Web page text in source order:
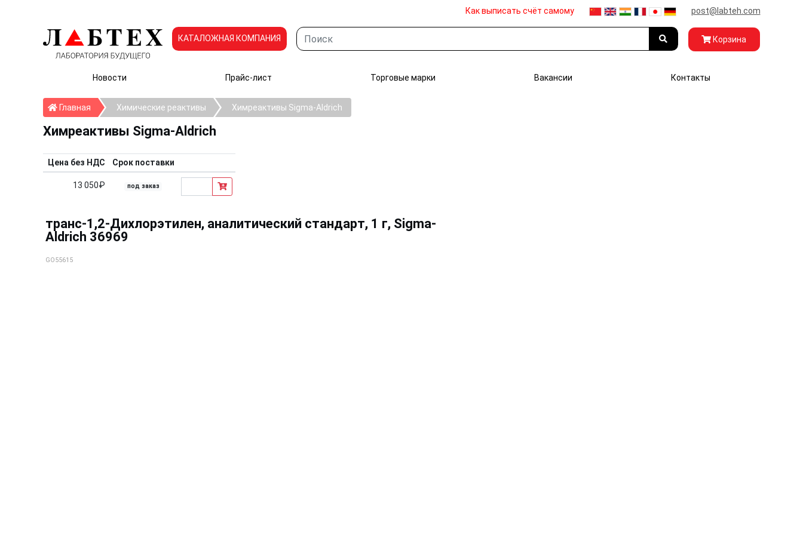
Как выписать счёт самому post@labteh.com
КАТАЛОЖНАЯ КОМПАНИЯ Корзина
Новости Прайс-лист Торговые марки Вакансии Контакты
ГлавнаяГлавнаяХимические реактивы Химреактивы Sigma-Aldrich
Химреактивы Sigma-Aldrich
Цена без НДС Срок поставки
13 050₽ под заказ
транс-1,2-Дихлорэтилен, аналитический стандарт, 1 г, Sigma-
Aldrich 36969
GO55615